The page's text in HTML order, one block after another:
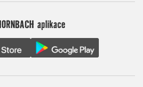
aplikace